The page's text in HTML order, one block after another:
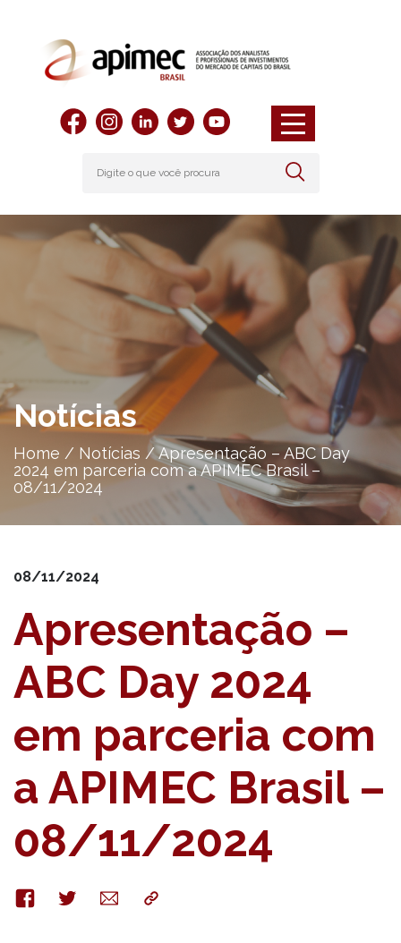
Notícias
Home / Notícias /Apresentação – ABC Day
2024 em parceria com a APIMEC Brasil –
08/11/2024
08/11/2024
Apresentação –
ABC Day 2024
em parceria com
a APIMEC Brasil –
08/11/2024
FacebookTwitterE-
mail
Copy